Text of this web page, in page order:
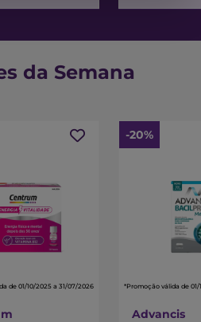
da Semana
de 01/10/2025 a 31/07/2026
-20%
*Promoção válida de
Advancis